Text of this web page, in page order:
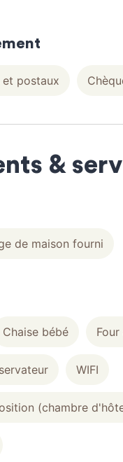
et postaux
&
de maison fourni
Chaise bébé
WIFI
(chambre